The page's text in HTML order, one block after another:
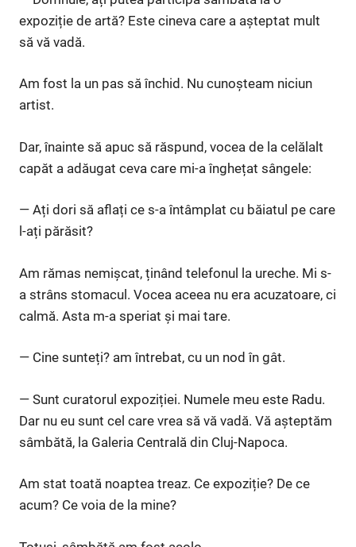
expoziție de artă? Este cineva care a așteptat mult
să vă vadă.
Am fost la un pas să închid. Nu cunoșteam niciun
artist.
Dar, înainte să apuc să răspund, vocea de la celălalt
capăt a adăugat ceva care mi-a înghețat sângele:
— Ați dori să aflați ce s-a întâmplat cu băiatul pe care
l-ați părăsit?
Am rămas nemișcat, ținând telefonul la ureche. Mi s-
a strâns stomacul. Vocea aceea nu era acuzatoare, ci
calmă. Asta m-a speriat și mai tare.
— Cine sunteți? am întrebat, cu un nod în gât.
— Sunt curatorul expoziției. Numele meu este Radu.
Dar nu eu sunt cel care vrea să vă vadă. Vă așteptăm
sâmbătă, la Galeria Centrală din Cluj-Napoca.
Am stat toată noaptea treaz. Ce expoziție? De ce
acum? Ce voia de la mine?